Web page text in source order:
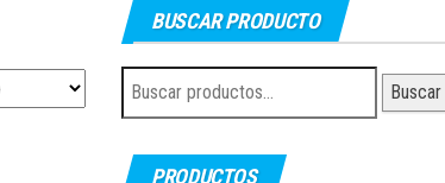
BUSCAR PRODUCTO
Buscar
por:
Buscar
PRODUCTOS